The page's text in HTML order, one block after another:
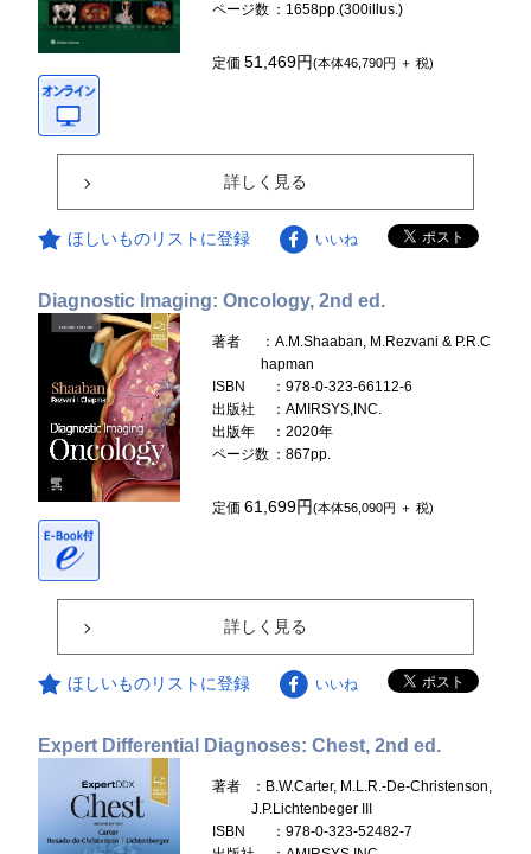
ページ数 ：1658pp.(300illus.)
定価51,469円(本体46,790円 ＋ 税)
詳しく見る
ほしいものリストに登録 いいね
Diagnostic Imaging: Oncology, 2nd ed.
著者
：A.M.Shaaban, M.Rezvani & P.R.C
hapman
ISBN
：978-0-323-66112-6
出版社
：AMIRSYS,INC.
出版年
：2020年
ページ数 ：867pp.
定価61,699円(本体56,090円 ＋ 税)
詳しく見る
ほしいものリストに登録 いいね
Expert Differential Diagnoses: Chest, 2nd ed.
著者
：B.W.Carter, M.L.R.-De-Christenson,
J.P.Lichtenbeger III
ISBN
：978-0-323-52482-7